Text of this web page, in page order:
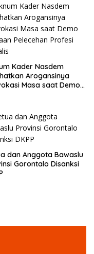
Kader Nasdem
Arogansinya
Masa saat Demo
dan Anggota Bawaslu
Gorontalo Disanksi